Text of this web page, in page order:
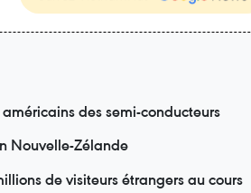
des semi-conducteurs
Nouvelle-Zélande
de visiteurs étrangers au cours